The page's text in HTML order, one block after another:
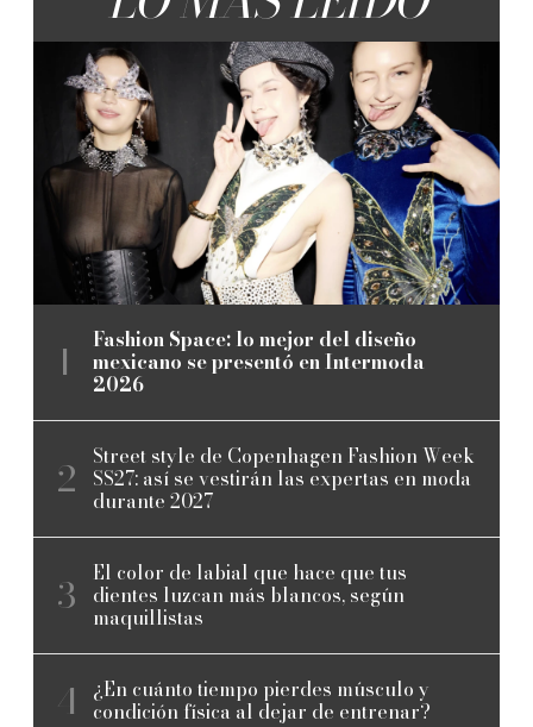
Fashion Space: lo mejor del diseño
mexicano se presentó en Intermoda
2026
Street style de Copenhagen Fashion Week
SS27: así se vestirán las expertas en moda
durante 2027
El color de labial que hace que tus
dientes luzcan más blancos, según
maquillistas
¿En cuánto tiempo pierdes músculo y
condición física al dejar de entrenar?